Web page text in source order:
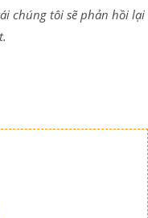
chúng tôi sẽ phản hồi lại